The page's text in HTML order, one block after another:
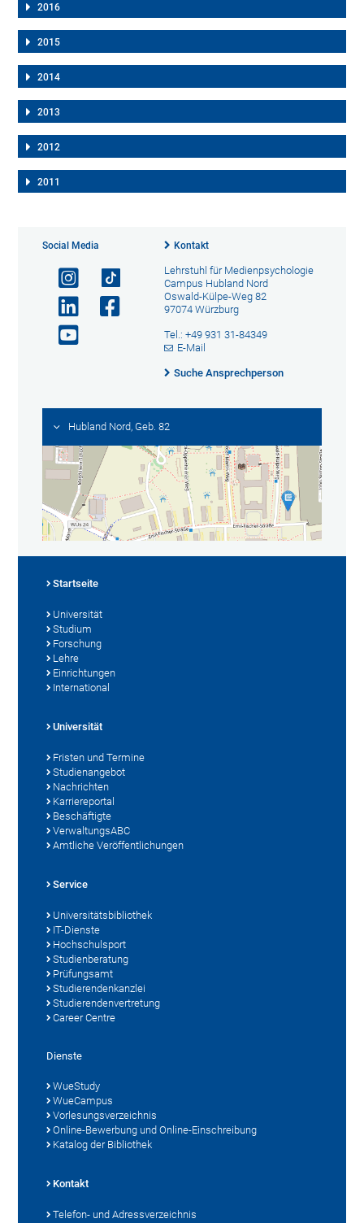
2016
2015
2014
2013
2012
2011
Social Media Kontakt
Lehrstuhl für Medienpsychologie
Campus Hubland Nord
Oswald-Külpe-Weg 82
97074 Würzburg
Tel.: +49 931 31-84349
E-Mail
Suche Ansprechperson
Hubland Nord, Geb. 82
Startseite
Universität
Studium
Forschung
Lehre
Einrichtungen
International
Universität
Fristen und Termine
Studienangebot
Nachrichten
Karriereportal
Beschäftigte
VerwaltungsABC
Amtliche Veröffentlichungen
Service
Universitätsbibliothek
IT-Dienste
Hochschulsport
Studienberatung
Prüfungsamt
Studierendenkanzlei
Studierendenvertretung
Career Centre
Dienste
WueStudy
WueCampus
Vorlesungsverzeichnis
Online-Bewerbung und Online-Einschreibung
Katalog der Bibliothek
Kontakt
Telefon- und Adressverzeichnis